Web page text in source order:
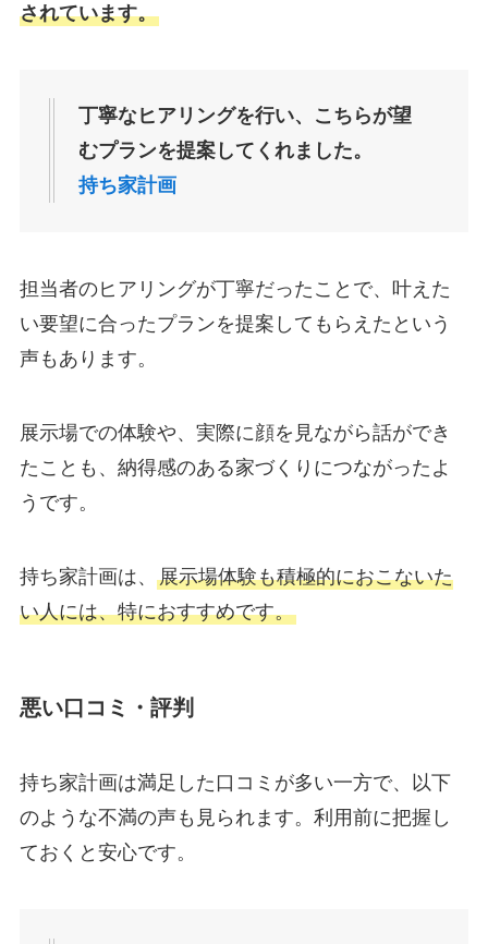
されています。
丁寧なヒアリングを行い、こちらが望
むプランを提案してくれました。
持ち家計画
担当者のヒアリングが丁寧だったことで、叶えた
い要望に合ったプランを提案してもらえたという
声もあります。
展示場での体験や、実際に顔を見ながら話ができ
たことも、納得感のある家づくりにつながったよ
うです。
持ち家計画は、 展示場体験も積極的におこないた
い人には、特におすすめです。
悪い口コミ・評判
持ち家計画は満足した口コミが多い一方で、以下
のような不満の声も見られます。利用前に把握し
ておくと安心です。